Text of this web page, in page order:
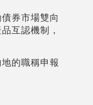
券市場雙向
互認機制，
的職稱申報